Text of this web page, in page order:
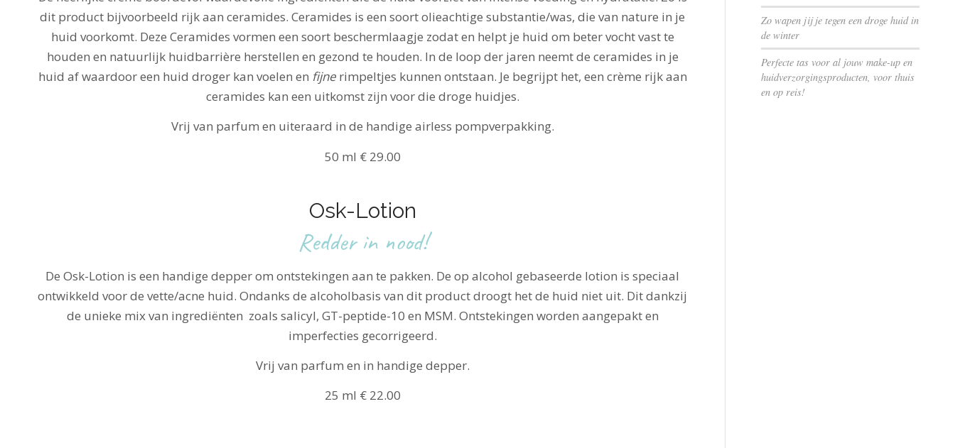
dit product bijvoorbeeld rijk aan ceramides. Ceramides is een soort olieachtige substantie/was, die van nature in je
huid voorkomt. Deze Ceramides vormen een soort beschermlaagje zodat en helpt je huid om beter vocht vast te
houden en natuurlijk huidbarrière herstellen en gezond te houden. In de loop der jaren neemt de ceramides in je
huid af waardoor een huid droger kan voelen en fijnerimpeltjes kunnen ontstaan. Je begrijpt het, een crème rijk aan
ceramides kan een uitkomst zijn voor die droge huidjes.
Vrij van parfum en uiteraard in de handige airless pompverpakking.
50 ml € 29.00
Osk-Lotion
Redder in nood!
De Osk-Lotion is een handige depper om ontstekingen aan te pakken. De op alcohol gebaseerde lotion is speciaal
ontwikkeld voor de vette/acne huid. Ondanks de alcoholbasis van dit product droogt het de huid niet uit. Dit dankzij
de unieke mix van ingrediënten zoals salicyl, GT-peptide-10 en MSM. Ontstekingen worden aangepakt en
imperfecties gecorrigeerd.
Vrij van parfum en in handige depper.
25 ml € 22.00
Zo wapen jij je tegen een droge huid in
de winter
Perfecte tas voor al jouw make-up en
huidverzorgingsproducten, voor thuis
en op reis!